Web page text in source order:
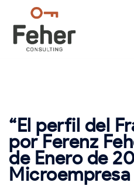
contenido
“El perfil del
por Ferenz
de Enero de